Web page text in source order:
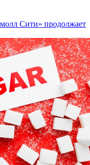
Сити» продолжает